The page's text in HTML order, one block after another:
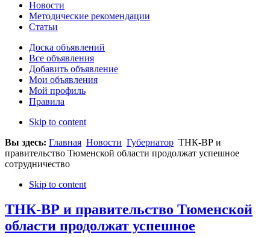
Новости
Методические рекомендации
Статьи
Доска объявлений
Все объявления
Добавить объявление
Мои объявления
Мой профиль
Правила
Skip to content
Вы здесь: Главная Новости Губернатор ТНК-ВР и
правительство Тюменской области продолжат успешное
сотрудничество
Skip to content
ТНК-ВР и правительство Тюменской
области продолжат успешное